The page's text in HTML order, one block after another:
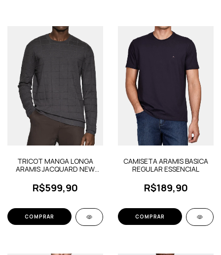
TRICOT MANGA LONGA
ARAMIS JACQUARD NEW
R$599,90
COMPRAR
CAMISETA ARAMIS BASICA
REGULAR ESSENCIAL
R$189,90
COMPRAR